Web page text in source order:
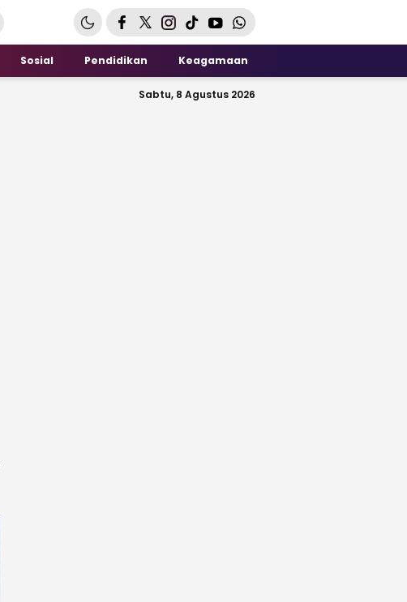
Sosial Pendidikan Keagamaan
Sabtu, 8 Agustus 2026